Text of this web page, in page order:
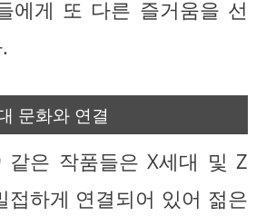
에게 또 다른 즐거움을 선
문화와 연결
같은 작품들은 X세대 및 Z
접하게 연결되어 있어 젊은